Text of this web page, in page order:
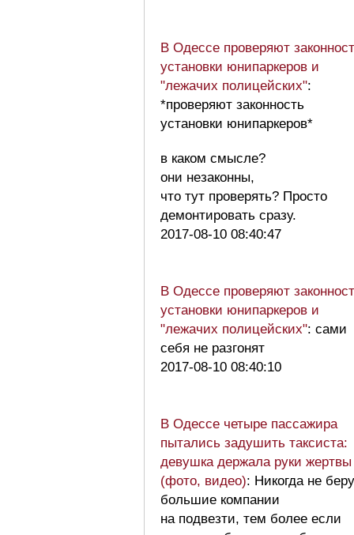
В Одессе проверяют
установки юнипаркеров и
"лежачих полицейских":
*проверяют законность
установки юнипаркеров*
в каком смысле?
они незаконны,
что тут проверять? Просто
демонтировать сразу.
2017-08-10 08:40:47
В Одессе проверяют
установки юнипаркеров и
"лежачих полицейских": сами
себя не разгонят
2017-08-10 08:40:10
В Одессе четыре пассажира
пытались задушить таксиста:
девушка держала руки жертвы
(фото, видео): Никогда не беру
большие компании
на подвезти, тем более если